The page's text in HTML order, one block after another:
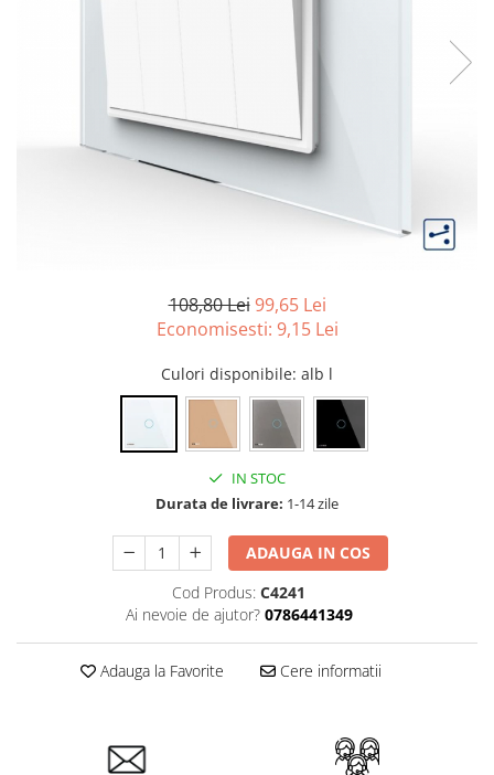
108,80 Lei 99,65 Lei
Economisesti: 9,15 Lei
Culori disponibile: alb l
IN STOC
Durata de livrare: 1-14 zile
ADAUGA IN COS
Cod Produs: C4241
Ai nevoie de ajutor? 0786441349
Adauga la Favorite Cere informatii